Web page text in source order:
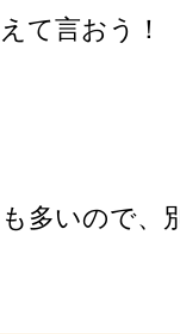
て言おう！
多いので、